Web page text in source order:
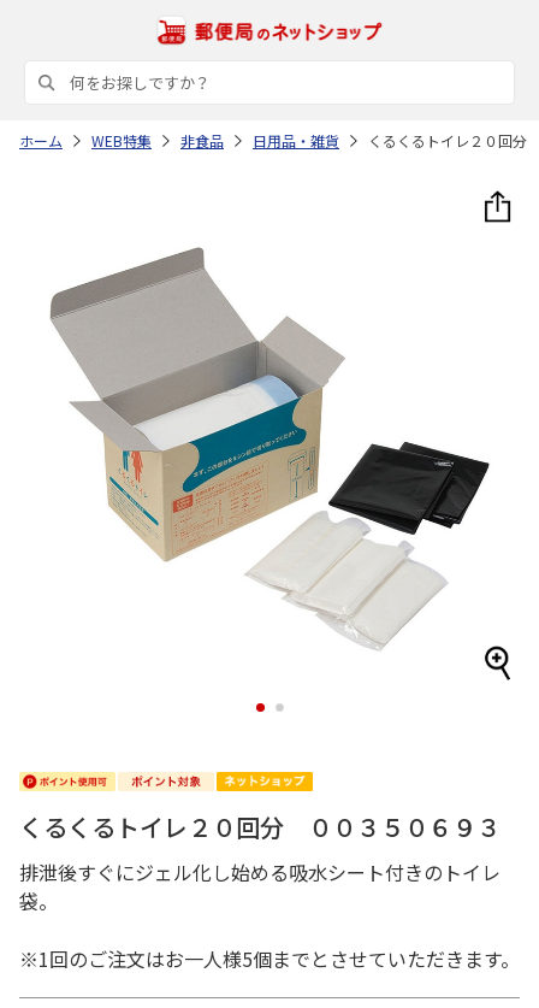
ホーム WEB特集 非食品 日用品・雑貨 くるくるトイレ２０回
1 2
くるくるトイレ２０回分 ００３５０６９３
排泄後すぐにジェル化し始める吸水シート付きのトイレ
袋。
※1回のご注文はお一人様5個までとさせていただきます。